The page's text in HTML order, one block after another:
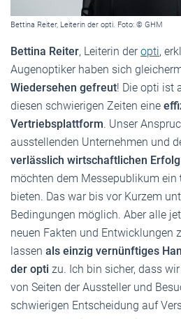
Bettina Reiter, Leiterin der opti. Foto: © GHM
Bettina Reiter, Leiterin deropti,
Augenoptiker haben sich
Wiedersehen gefreut! Die opti ist
diesen schwierigen Zeiten eine
Vertriebsplattform. Unser
ausstellenden Unternehmen und
verlässlich wirtschaftlichen Erfolg
möchten dem Messepublikum ein
bieten. Das war bis vor Kurzem
Bedingungen möglich. Aber alle
neuen Fakten und Entwicklungen
lassen als einzig vernünftiges
der opti zu. Ich bin sicher, dass
von Seiten der Aussteller und
schwierigen Entscheidung auf